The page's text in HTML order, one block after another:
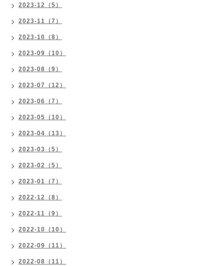
2023-12（5）
2023-11（7）
2023-10（8）
2023-09（10）
2023-08（9）
2023-07（12）
2023-06（7）
2023-05（10）
2023-04（13）
2023-03（5）
2023-02（5）
2023-01（7）
2022-12（8）
2022-11（9）
2022-10（10）
2022-09（11）
2022-08（11）